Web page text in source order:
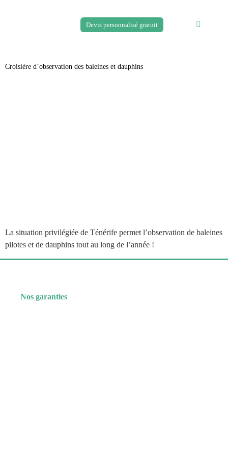
Devis personnalisé gratuit
Croisière d’observation des baleines et dauphins
La situation privilégiée de Ténérife permet l’observation de baleines
pilotes et de dauphins tout au long de l’année !
Nos garanties